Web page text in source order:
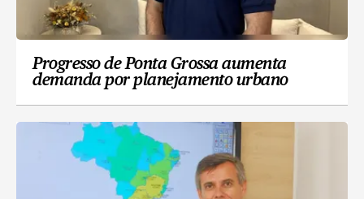
Progresso de Ponta Grossa aumenta
demanda por planejamento urbano